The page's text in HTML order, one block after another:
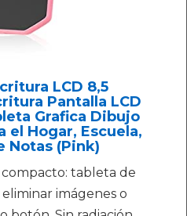
LCD 8,5
Pantalla LCD
Grafica Dibujo
el Hogar, Escuela,
Notas (Pink)
tableta de
imágenes o